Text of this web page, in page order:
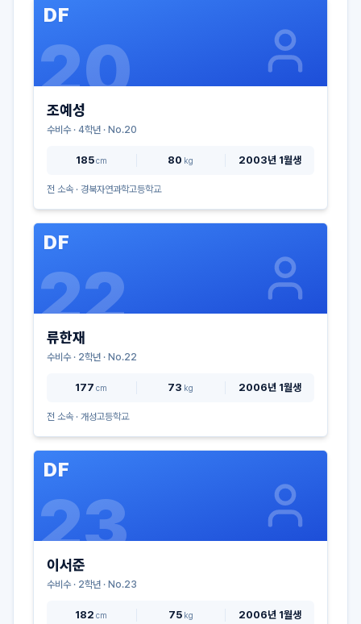
DF
20
조예성
수비수· 4학년 · No.20
185cm 80 kg 2003년 1월생
전 소속 · 경북자연과학고등학교
DF
22
류한재
수비수· 2학년 · No.22
177 cm 73 kg 2006년 1월생
전 소속 · 개성고등학교
DF
23
이서준
수비수· 2학년 · No.23
182 cm 75 kg 2006년 1월생